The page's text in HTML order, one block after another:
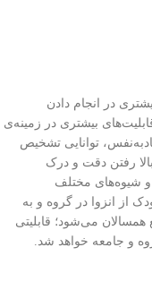
در انجام دادن
بیشتری در زمینه‌ی
توانایی تشخیص
رفتن دقت و درک
و شیوه‌‌های مختلف
از انزوا در گروه و به
می‌شود؛ قابلیتی
و جامعه خواهد شد.